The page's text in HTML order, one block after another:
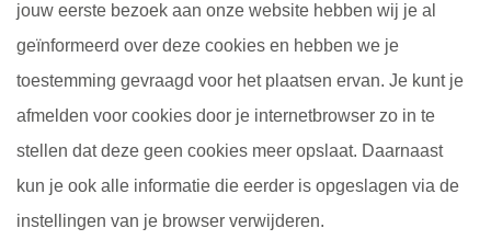
jouw eerste bezoek aan onze website hebben wij je al
geïnformeerd over deze cookies en hebben we je
toestemming gevraagd voor het plaatsen ervan. Je kunt je
afmelden voor cookies door je internetbrowser zo in te
stellen dat deze geen cookies meer opslaat. Daarnaast
kun je ook alle informatie die eerder is opgeslagen via de
instellingen van je browser verwijderen.